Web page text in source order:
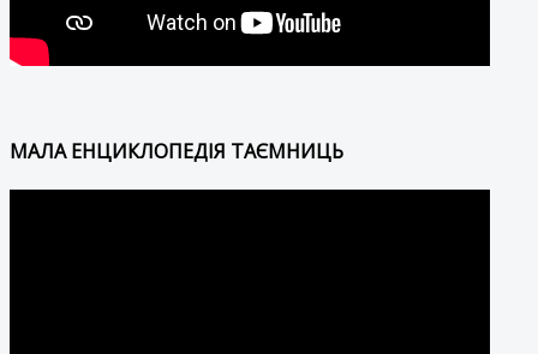
МАЛА ЕНЦИКЛОПЕДІЯ ТАЄМНИЦЬ